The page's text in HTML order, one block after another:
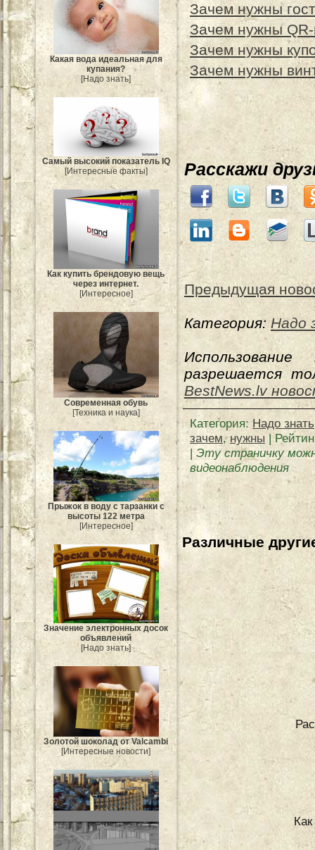
Какая вода идеальная для
купания?
[Надо знать]
Самый высокий показатель IQ
[Интересные факты]
Как купить брендовую вещь
через интернет.
[Интересное]
Современная обувь
[Техника и наука]
Прыжок в воду с тарзанки с
высоты 122 метра
[Интересное]
Значение электронных досок
объявлений
[Надо знать]
Золотой шоколад от Valcambi
[Интересные новости]
Зачем нужны
Зачем нужны
Зачем нужны
Зачем нужны
Расскажи
Предыдущая
Категория:Надо
разрешается
BestNews.lv
Категория:Надо знать
зачем,нужны |
| Эту страничку
видеонаблюдения
Различные